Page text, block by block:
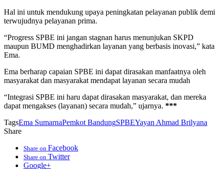
Hal ini untuk mendukung upaya peningkatan pelayanan publik demi
terwujudnya pelayanan prima.
“Progress SPBE ini jangan stagnan harus menunjukan SKPD
maupun BUMD menghadirkan layanan yang berbasis inovasi,” kata
Ema.
Ema berharap capaian SPBE ini dapat dirasakan manfaatnya oleh
masyarakat dan masyarakat mendapat layanan secara mudah
“Integrasi SPBE ini haru dapat dirasakan masyarakat, dan mereka
dapat mengakses (layanan) secara mudah,” ujarnya. ***
TagsEma SumarnaPemkot BandungSPBEYayan Ahmad Brilyana
Share
Share on Facebook
Share on Twitter
Google+